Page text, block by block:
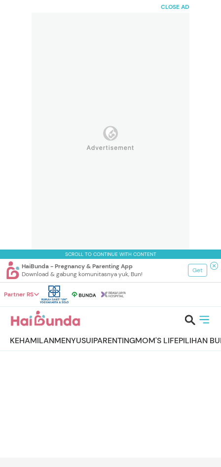
CLOSE AD
SCROLL TO CONTINUE WITH CONTENT
HaiBunda - Pregnancy & Parenting App
Download & gabung komunitasnya yuk, Bun!
Get
Partner RS
KEHAMILANMENYUSUIPARENTINGMOM'S LIFEPILIHAN